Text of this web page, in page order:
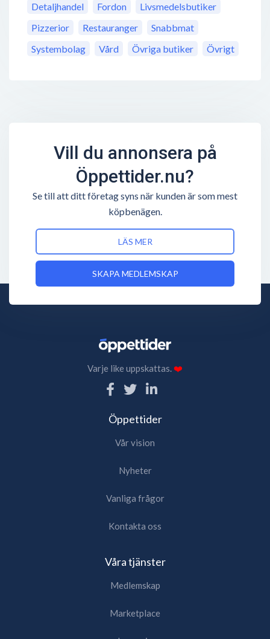
Detaljhandel
Fordon
Livsmedelsbutiker
Pizzerior
Restauranger
Snabbmat
Systembolag
Vård Övriga butiker Övrigt
Vill du annonsera på
Öppettider.nu?
Se till att ditt företag syns när kunden är som mest
köpbenägen.
LÄS MER
SKAPA MEDLEMSKAP
Varje like uppskattas.❤️
Öppettider
Vår vision
Nyheter
Vanliga frågor
Kontakta oss
Våra tjänster
Medlemskap
Marketplace